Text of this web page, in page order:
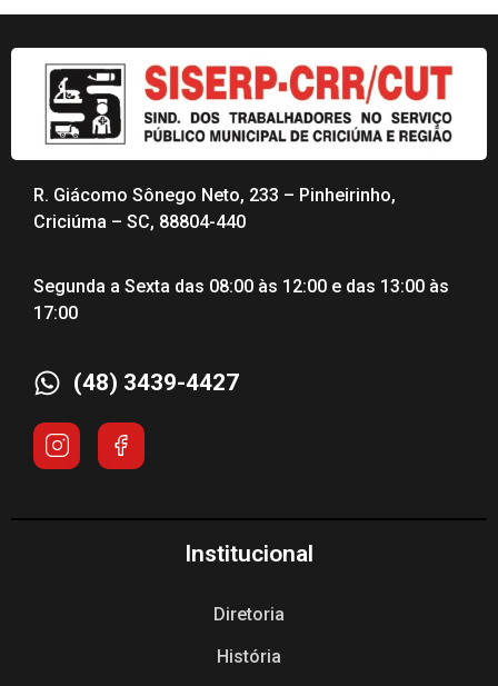
R. Giácomo Sônego Neto, 233 – Pinheirinho,
Criciúma – SC, 88804-440
Segunda a Sexta das 08:00 às 12:00 e das 13:00 às
17:00
(48) 3439-4427
Institucional
Diretoria
História